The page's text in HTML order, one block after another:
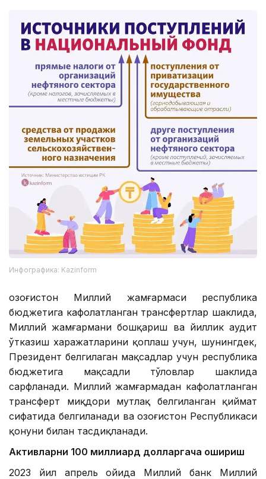
Инфографика: Kazinform
Қозоғистон Миллий жамғармаси республика
бюджетига кафолатланган трансфертлар шаклида,
Миллий жамғармани бошқариш ва йиллик аудит
ўтказиш харажатларини қоплаш учун, шунингдек,
Президент белгилаган мақсадлар учун республика
бюджетига мақсадли тўловлар шаклида
сарфланади. Миллий жамғармадан кафолатланган
трансферт миқдори мутлақ белгиланган қиймат
сифатида белгиланади ва Қозоғистон Республикаси
қонуни билан тасдиқланади.
Активларни 100 миллиард долларгача ошириш
2023 йил апрель ойида Миллий банк Миллий